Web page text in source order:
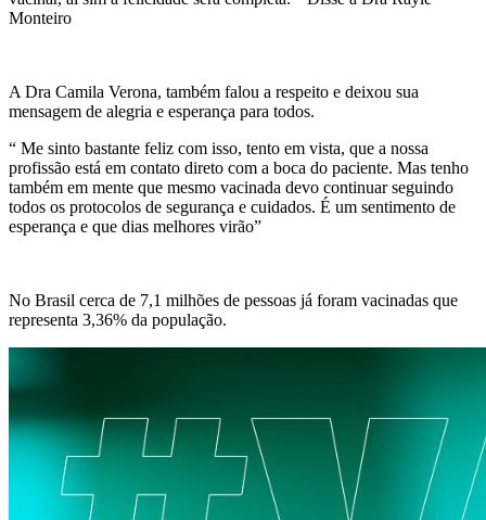
Monteiro
A Dra Camila Verona, também falou a respeito e deixou sua
mensagem de alegria e esperança para todos.
“ Me sinto bastante feliz com isso, tento em vista, que a nossa
profissão está em contato direto com a boca do paciente. Mas tenho
também em mente que mesmo vacinada devo continuar seguindo
todos os protocolos de segurança e cuidados. É um sentimento de
esperança e que dias melhores virão”
No Brasil cerca de 7,1 milhões de pessoas já foram vacinadas que
representa 3,36% da população.